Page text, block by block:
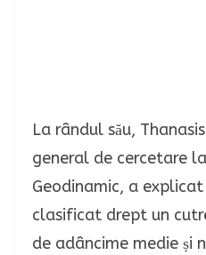
La rândul său,
general de cercetare
Geodinamic, a
clasificat drept un
de adâncime medie și